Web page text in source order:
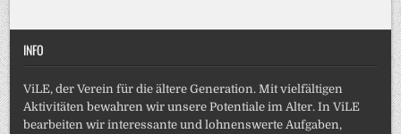
INFO
ViLE, der Verein für die ältere Generation. Mit vielfältigen
Aktivitäten bewahren wir unsere Potentiale im Alter. In ViLE
bearbeiten wir interessante und lohnenswerte Aufgaben,